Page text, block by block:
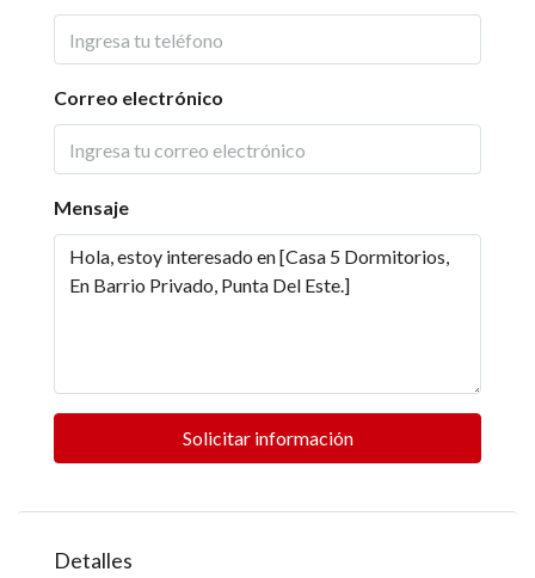
Correo electrónico
Mensaje
Solicitar información
Detalles